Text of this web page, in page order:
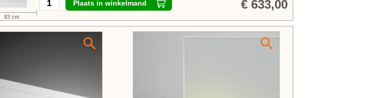
Plaats in winkelmand € 633,00
83 cm